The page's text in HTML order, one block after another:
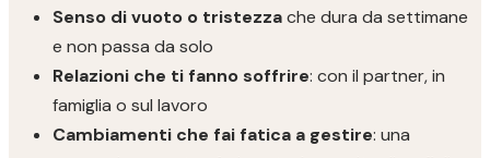
Senso di vuoto o tristezzache dura da settimane
e non passa da solo
Relazioni che ti fanno soffrire: con il partner, in
famiglia o sul lavoro
Cambiamenti che fai fatica a gestire: una